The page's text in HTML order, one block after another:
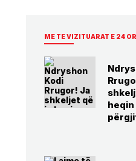
ME TE VIZITUARAT E 24